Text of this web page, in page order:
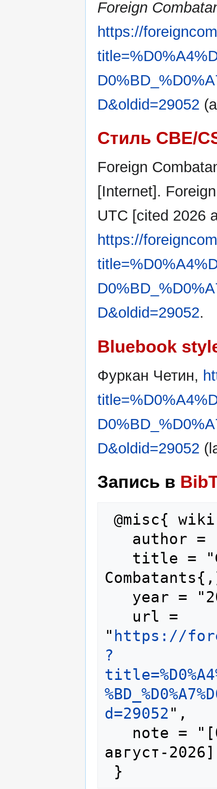
Foreign
https://
D&oldid=29052
Стиль CBE/
Foreign
[Internet].
UTC [cited 2026
https://
D&oldid=29052.
Bluebook
Фуркан Четин,
D&oldid=29052
Запись в
" https://
?
d=29052 ",
август-